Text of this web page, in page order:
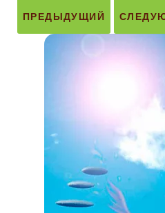
ПРЕДЫДУЩИЙ